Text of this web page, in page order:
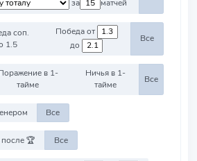
за
матчей
соп.
1.5
Победа от
до
Все
в 1-
тайме
Ничья в 1-
тайме
Все
Все
🏆 Все